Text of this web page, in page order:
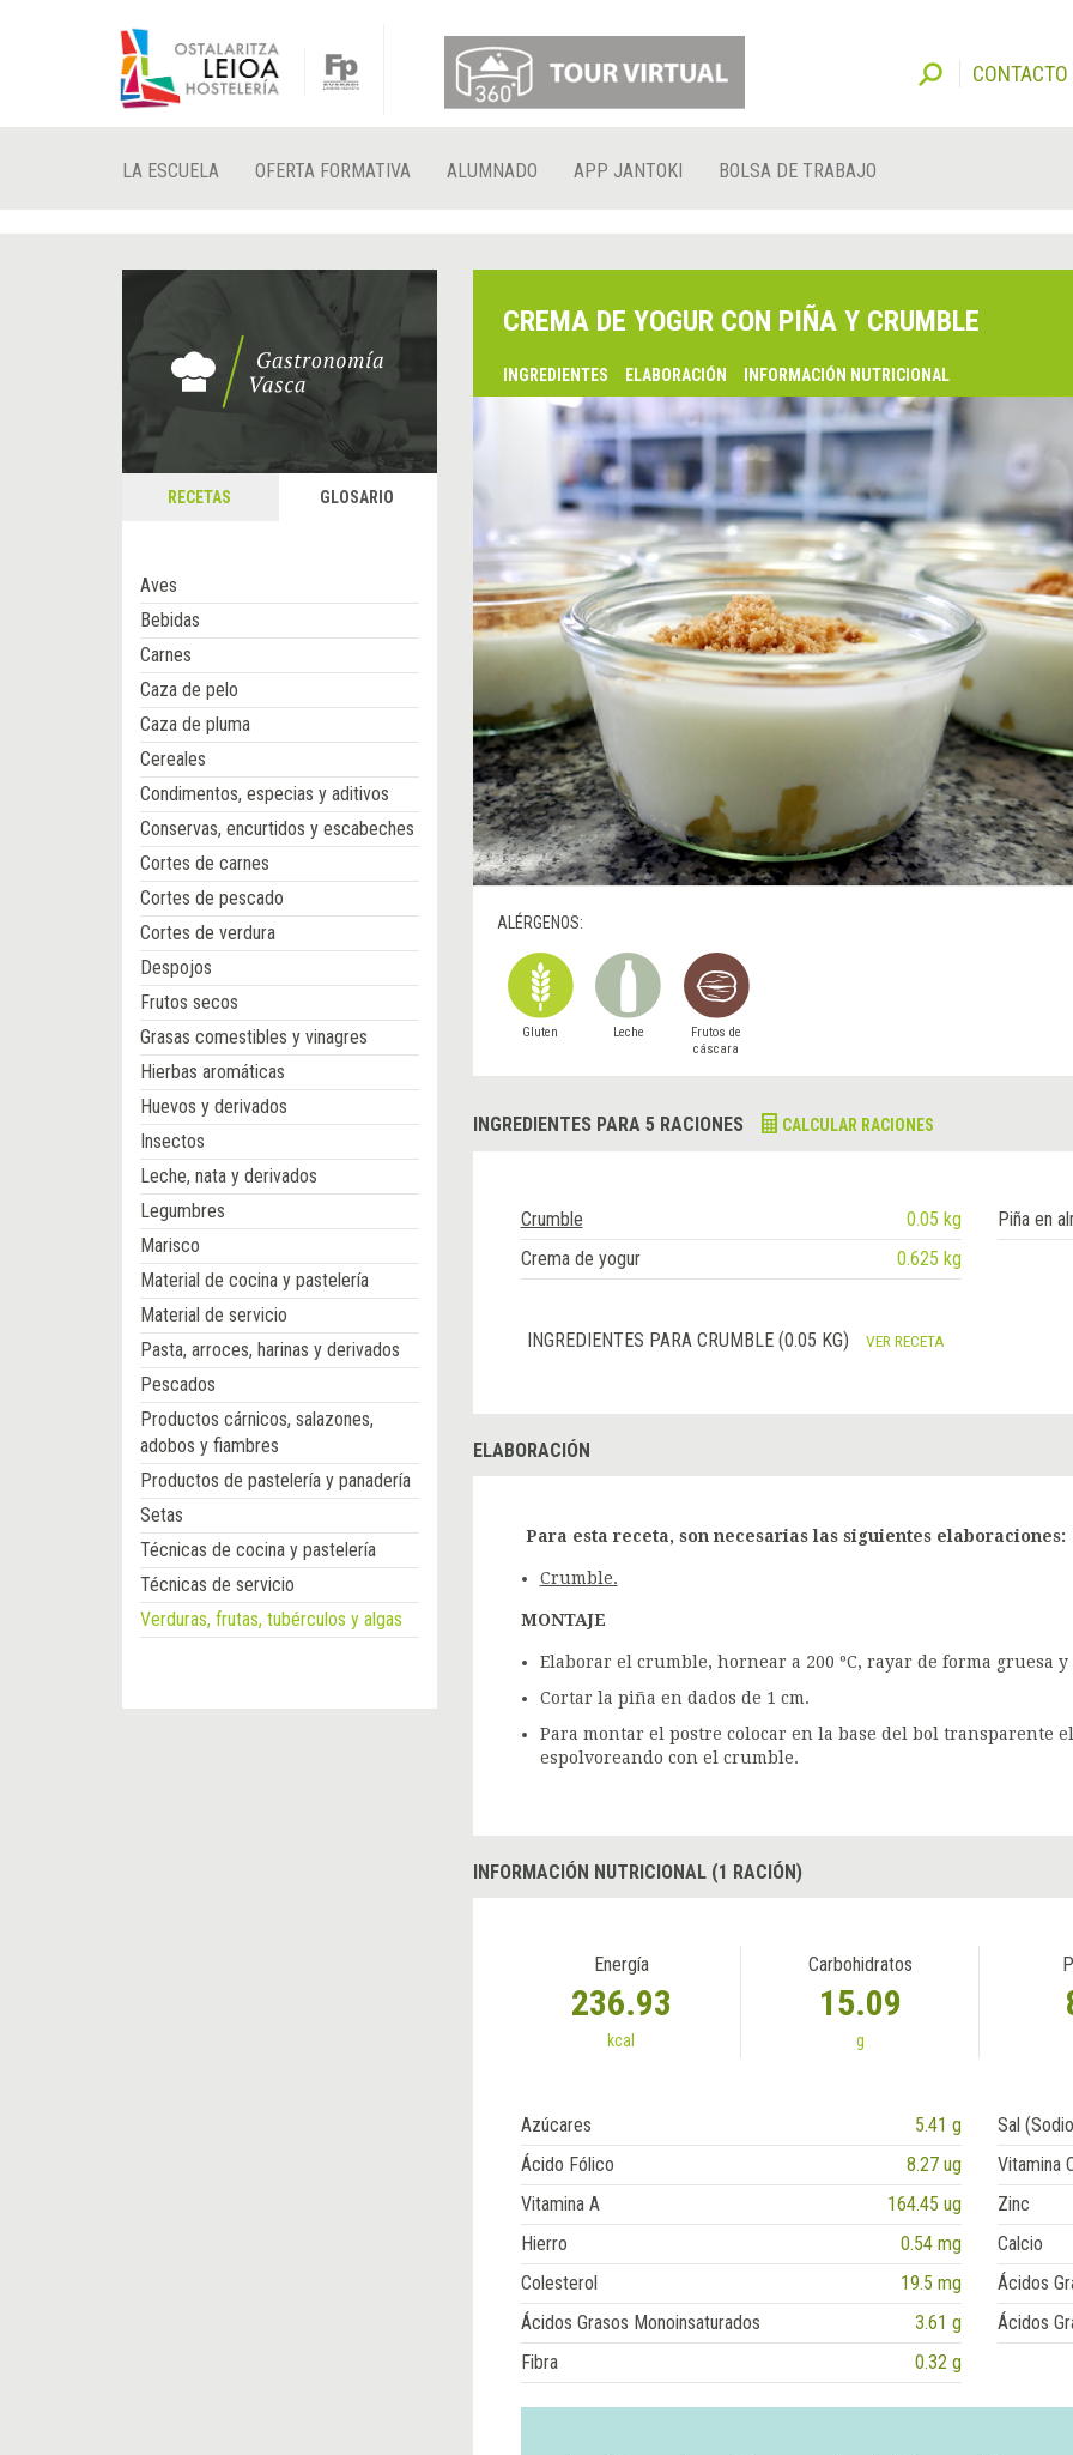
CONTACTO
LA ESCUELA OFERTA FORMATIVA ALUMNADO APP JANTOKI BOLSA DE TRABAJO
RECETAS GLOSARIO
Aves
Bebidas
Carnes
Caza de pelo
Caza de pluma
Cereales
Condimentos, especias y aditivos
Conservas, encurtidos y escabeches
Cortes de carnes
Cortes de pescado
Cortes de verdura
Despojos
Frutos secos
Grasas comestibles y vinagres
Hierbas aromáticas
Huevos y derivados
Insectos
Leche, nata y derivados
Legumbres
Marisco
Material de cocina y pastelería
Material de servicio
Pasta, arroces, harinas y derivados
Pescados
Productos cárnicos, salazones,
adobos y fiambres
Productos de pastelería y panadería
Setas
Técnicas de cocina y pastelería
Técnicas de servicio
Verduras, frutas, tubérculos y algas
CREMA DE YOGUR CON PIÑA Y CRUMBLE
INGREDIENTES ELABORACIÓN INFORMACIÓN NUTRICIONAL
ALÉRGENOS:
Gluten Leche
Frutos de
cáscara
INGREDIENTES PARA 5 RACIONES CALCULAR RACIONES
Crumble 0.05 kg Piña en
Crema de yogur
0.625 kg
INGREDIENTES PARA CRUMBLE (0.05 KG) VER RECETA
ELABORACIÓN
Para esta receta, son necesarias las siguientes elaboraciones:
Crumble.
MONTAJE
Elaborar el crumble, hornear a 200 ºC, rayar de forma gruesa
Cortar la piña en dados de 1 cm.
Para montar el postre colocar en la base del bol transparente
espolvoreando con el crumble.
INFORMACIÓN NUTRICIONAL (1 RACIÓN)
Energía
236.93
kcal
Carbohidratos
15.09
g
Azúcares 5.41 g Sal
Ácido Fólico
8.27 ug Vitamina
Vitamina A
164.45 ug Zinc
Hierro
0.54 mg Calcio
Colesterol
19.5 mg Ácidos
Ácidos Grasos Monoinsaturados
3.61 g Ácidos
Fibra
0.32 g